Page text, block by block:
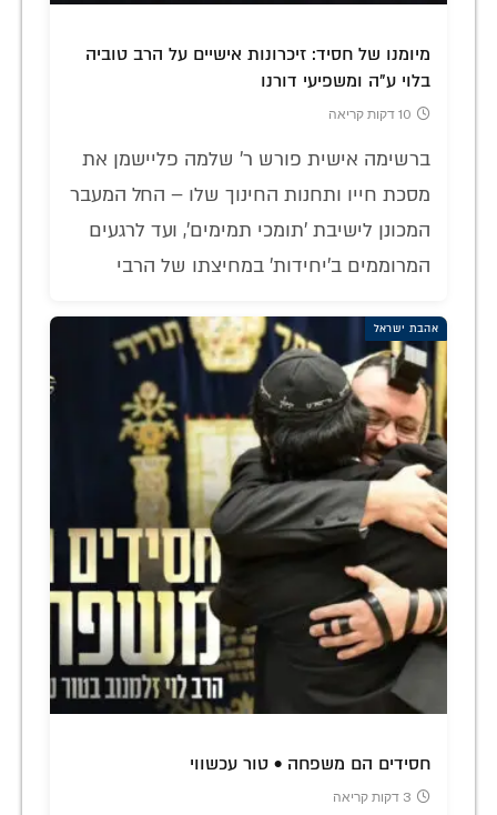
מיומנו של חסיד: זיכרונות אישיים על הרב טוביה
בלוי ע"ה ומשפיעי דורנו
10 דקות קריאה
ברשימה אישית פורש ר' שלמה פליישמן את
מסכת חייו ותחנות החינוך שלו – החל המעבר
המכונן לישיבת 'תומכי תמימים', ועד לרגעים
המרוממים ב'יחידות' במחיצתו של הרבי
אהבת ישראל
חסידים הם משפחה • טור עכשווי
3 דקות קריאה